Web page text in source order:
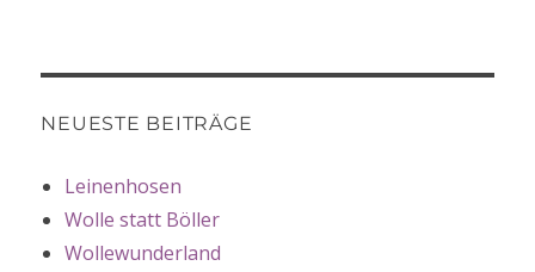
NEUESTE BEITRÄGE
Leinenhosen
Wolle statt Böller
Wollewunderland